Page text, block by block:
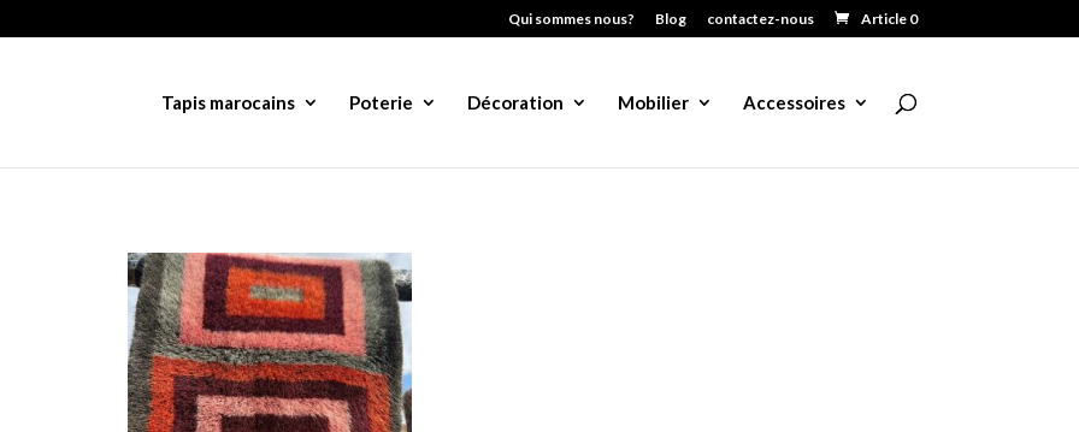
Qui sommes nous? Blog contactez-nous Article 0
Tapis marocains Poterie Décoration Mobilier Accessoires